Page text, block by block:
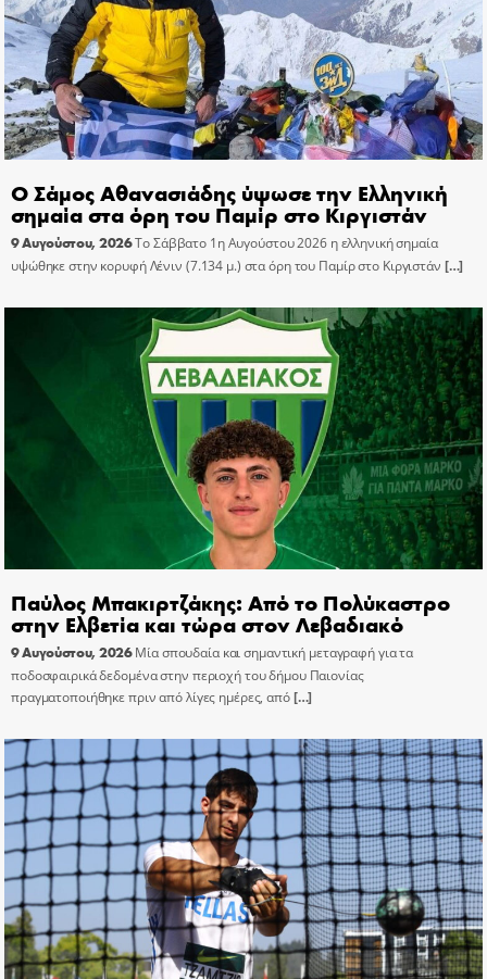
Ο Σάμος Αθανασιάδης ύψωσε την Ελληνική
σημαία στα όρη του Παμίρ στο Κιργιστάν
9 Αυγούστου, 2026Το Σάββατο 1η Αυγούστου 2026 η ελληνική σημαία
υψώθηκε στην κορυφή Λένιν (7.134 μ.) στα όρη του Παμίρ στο Κιργιστάν […]
Παύλος Μπακιρτζάκης: Από το Πολύκαστρο
στην Ελβετία και τώρα στον Λεβαδιακό
9 Αυγούστου, 2026 Μία σπουδαία και σημαντική μεταγραφή για τα
ποδοσφαιρικά δεδομένα στην περιοχή του δήμου Παιονίας
πραγματοποιήθηκε πριν από λίγες ημέρες, από[…]